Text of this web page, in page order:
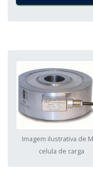
Imagem ilustrativa de
celula de carga